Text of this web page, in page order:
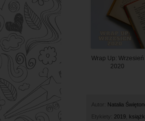
Wrap Up: Wrzesień
2020
Autor: Natalia
Etykiety: 2019